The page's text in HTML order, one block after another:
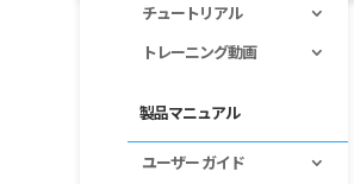
チュートリアル
トレーニング動画
製品マニュアル
ユーザー ガイド